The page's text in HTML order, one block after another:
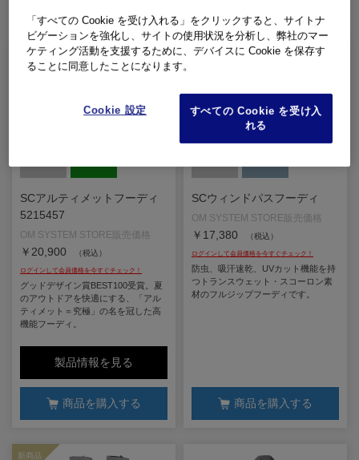
件
SCアルティメットフーディ
5215457
￥20,900 （税込）
グッドデザイン賞BEST100受賞。夏
のアウトドアを快適にする、「アル
ティメット＝究極」の名を冠した高
機能フーディ。
製品情報を見る
商品を購入する
SCウィンドパスフーディ
￥17,380 （税込）
防虫、吸汗速乾、UVカット機能を持
つトランスウェット・スコーロン素
材のフルジップフーディです。
商品を購入する
「すべての Cookie を受け入れる」をクリックすると、サイトナ
ビゲーションを強化し、サイトの使用状況を分析し、弊社のマー
ケティング活動を支援するために、デバイスに Cookie を保存す
ることに同意したことになります。
Cookie 設定
すべての Cookie を受け入
れる